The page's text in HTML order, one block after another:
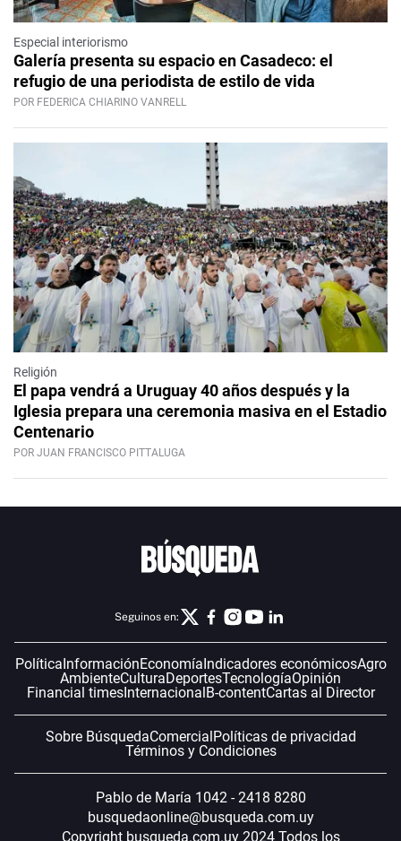
Especial interiorismo
Galería presenta su espacio en Casadeco: el
refugio de una periodista de estilo de vida
POR FEDERICA CHIARINO VANRELL
Religión
El papa vendrá a Uruguay 40 años después y la
Iglesia prepara una ceremonia masiva en el Estadio
Centenario
POR JUAN FRANCISCO PITTALUGA
Seguinos en:
PolíticaInformaciónEconomíaIndicadores económicosAgro
AmbienteCulturaDeportesTecnologíaOpinión
Financial timesInternacionalB-contentCartas al Director
Sobre BúsquedaComercialPolíticas de privacidad
Términos y Condiciones
Pablo de María 1042 - 2418 8280
busquedaonline@busqueda.com.uy
Copyright busqueda.com.uy 2024 Todos los